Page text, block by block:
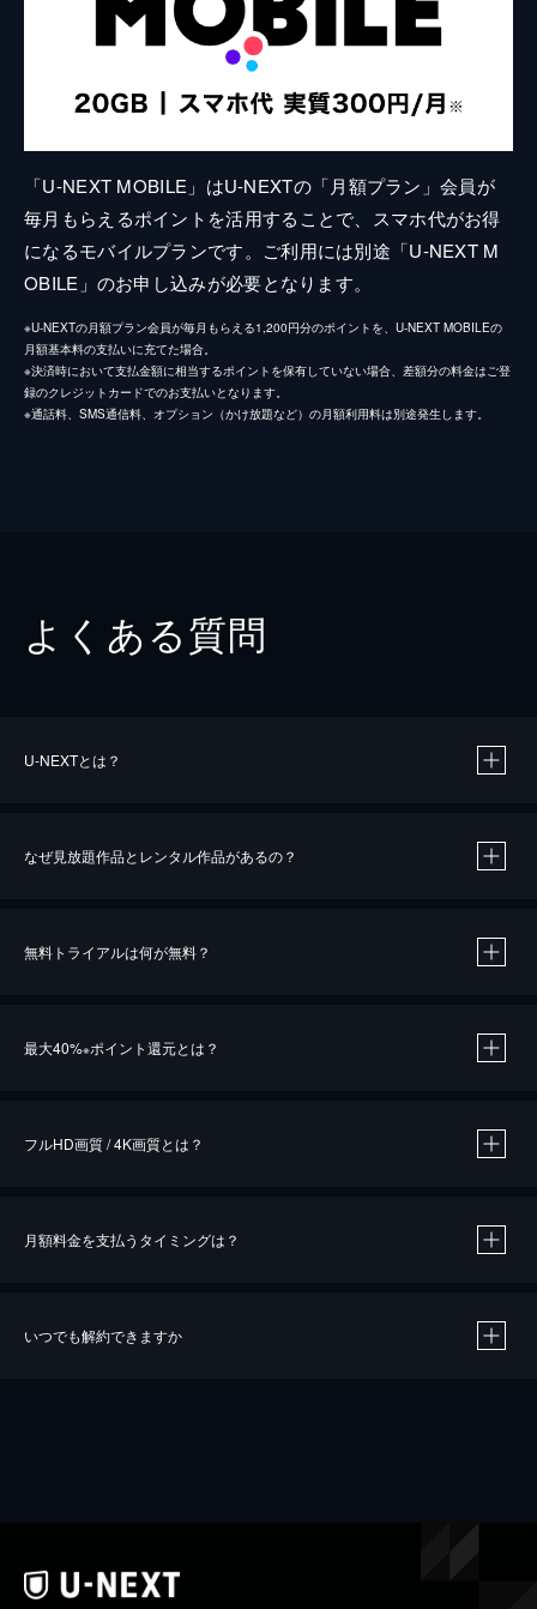
「U-NEXT MOBILE」はU-NEXTの「月額プラン」会員が
毎月もらえるポイントを活用することで、スマホ代がお得
になるモバイルプランです。ご利用には別途「U-NEXT M
OBILE」のお申し込みが必要となります。
※U-NEXTの月額プラン会員が毎月もらえる1,200円分のポイントを、U-NEXT MOBILEの
月額基本料の支払いに充てた場合。
※決済時において支払金額に相当するポイントを保有していない場合、差額分の料金はご登
録のクレジットカードでのお支払いとなります。
※通話料、SMS通信料、オプション（かけ放題など）の月額利用料は別途発生します。
よくある質問
U-NEXTとは？
なぜ見放題作品とレンタル作品があるの？
無料トライアルは何が無料？
最大40%※ポイント還元とは？
※40％ポイント還元の対象は、クレジットカード決済による作品の購入 / レンタルです。
iOSアプリのUコイン決済による作品の購入 / レンタルは、20％のポイント還元です。
フルHD画質 / 4K画質とは？
月額料金を支払うタイミングは？
いつでも解約できますか